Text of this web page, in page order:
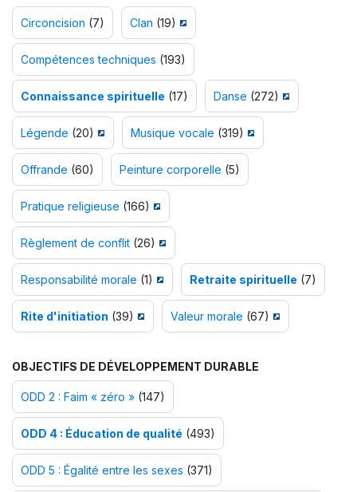
Circoncision (7) Clan (19)
Compétences techniques (193)
Connaissance spirituelle (17) Danse (272)
Légende (20) Musique vocale (319)
Offrande (60) Peinture corporelle (5)
Pratique religieuse (166)
Règlement de conflit (26)
Responsabilité morale (1) Retraite spirituelle (7)
Rite d'initiation (39) Valeur morale (67)
OBJECTIFS DE DÉVELOPPEMENT DURABLE
ODD 2 : Faim « zéro » (147)
ODD 4 : Éducation de qualité (493)
ODD 5 : Égalité entre les sexes (371)